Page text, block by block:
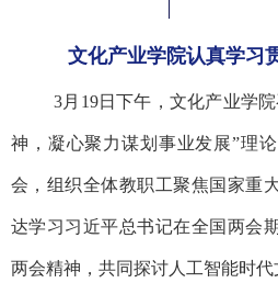
文化产业学院认真学习
3月19日下午，文化产业学
神，凝心聚力谋划事业发展”理
会，组织全体教职工聚焦国家重
达学习习近平总书记在全国两会
两会精神，共同探讨人工智能时代